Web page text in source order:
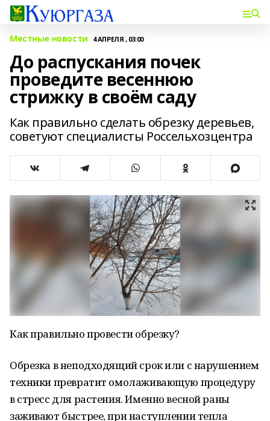
Местные новости 4 АПРЕЛЯ , 03:00
До распускания почек
проведите весеннюю
стрижку в своём саду
Как правильно сделать обрезку деревьев,
советуют специалисты Россельхозцентра
Как правильно провести обрезку?
Обрезка в неподходящий срок или с нарушением
техники превратит омолаживающую процедуру
в стресс для растения. Именно весной раны
заживают быстрее, при наступлении тепла